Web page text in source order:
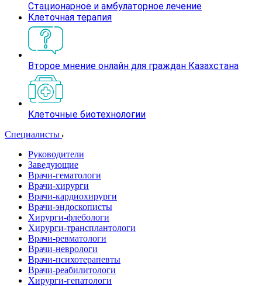
Стационарное и амбулаторное лечение
Клеточная терапия
Второе мнение онлайн для граждан Казахстана
Клеточные биотехнологии
Специалисты
Руководители
Заведующие
Врачи-гематологи
Врачи-хирурги
Врачи-кардиохирурги
Врачи-эндоскописты
Хирурги-флебологи
Хирурги-трансплантологи
Врачи-ревматологи
Врачи-неврологи
Врачи-психотерапевты
Врачи-реабилитологи
Хирурги-гепатологи